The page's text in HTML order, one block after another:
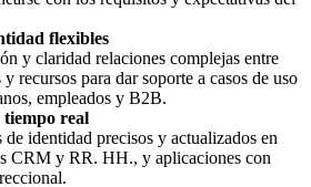
flexibles
y claridad relaciones complejas entre
recursos para dar soporte a casos de uso
empleados y B2B.
tiempo real
de identidad precisos y actualizados en
CRM y RR. HH., y aplicaciones con